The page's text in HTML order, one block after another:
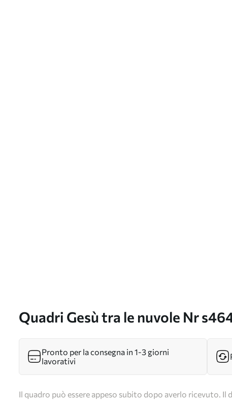
Quadri Gesù tra le nuvole Nr
Pronto per la consegna in 1-3 giorni
lavorativi
Il quadro può essere appeso subito dopo averlo ricevuto. Il